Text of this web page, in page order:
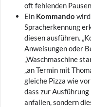
oft fehlenden
Ein Kommando wird
Spracherkennung
diesen ausführen.
Anweisungen oder
„Waschmaschine
„an Termin mit
gleiche Pizza wie
dass zur
anfallen, sondern